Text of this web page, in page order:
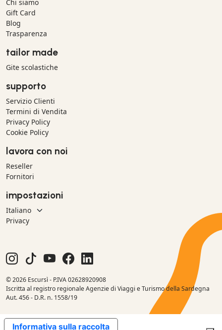
Chi siamo
Gift Card
Blog
Trasparenza
tailor made
Gite scolastiche
supporto
Servizio Clienti
Termini di Vendita
Privacy Policy
Cookie Policy
lavora con noi
Reseller
Fornitori
impostazioni
Privacy
© 2026 Escursì - P.IVA 02628920908
Iscritta al registro regionale Agenzie di Viaggi e Turismo della Sardegna
Aut. 456 - D.R. n. 1558/19
Informativa sulla raccolta